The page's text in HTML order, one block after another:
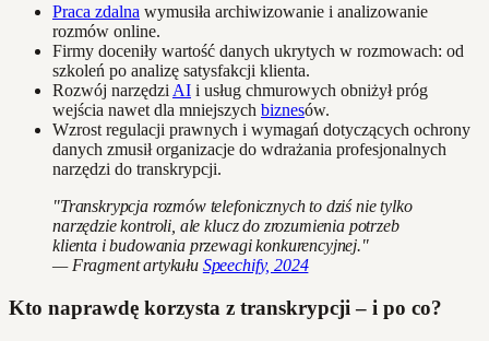
Praca zdalna wymusiła archiwizowanie i analizowanie
rozmów online.
Firmy doceniły wartość danych ukrytych w rozmowach: od
szkoleń po analizę satysfakcji klienta.
Rozwój narzędzi AI i usług chmurowych obniżył próg
wejścia nawet dla mniejszych biznesów.
Wzrost regulacji prawnych i wymagań dotyczących ochrony
danych zmusił organizacje do wdrażania profesjonalnych
narzędzi do transkrypcji.
"Transkrypcja rozmów telefonicznych to dziś nie tylko
narzędzie kontroli, ale klucz do zrozumienia potrzeb
klienta i budowania przewagi konkurencyjnej."
— Fragment artykułu Speechify, 2024
Kto naprawdę korzysta z transkrypcji – i po co?